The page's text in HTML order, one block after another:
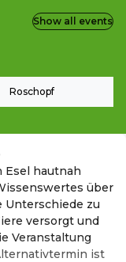
Roschopf
Show all events
hautnah
über
Unterschiede zu
versorgt und
Veranstaltung
ist